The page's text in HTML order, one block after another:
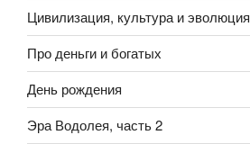
Цивилизация, культура и эволюция
Про деньги и богатых
День рождения
Эра Водолея, часть 2